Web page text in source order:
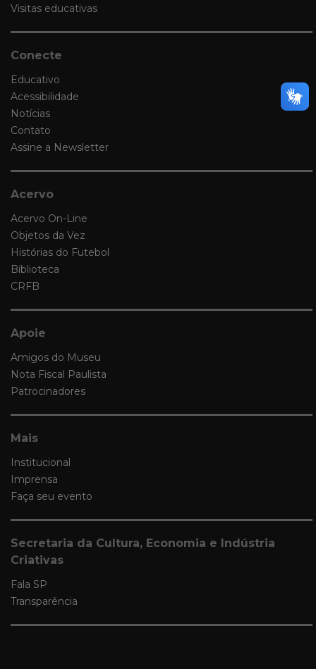
Visitas educativas
Conecte
Educativo
Acessibilidade
Notícias
Contato
Assine a Newsletter
Acervo
Acervo On-Line
Objetos da Vez
Histórias do Futebol
Biblioteca
CRFB
Apoie
Amigos do Museu
Nota Fiscal Paulista
Patrocinadores
Mais
Institucional
Imprensa
Faça seu evento
Secretaria da Cultura, Economia e Indústria
Criativas
Fala SP
Transparência